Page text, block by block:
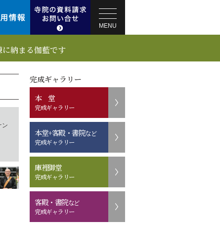
MENU
納まる伽藍です
ン
完成ギャラリー
本 堂
完成ギャラリー
本堂+客殿・書院など
完成ギャラリー
庫裡御堂
完成ギャラリー
客殿・書院など
完成ギャラリー